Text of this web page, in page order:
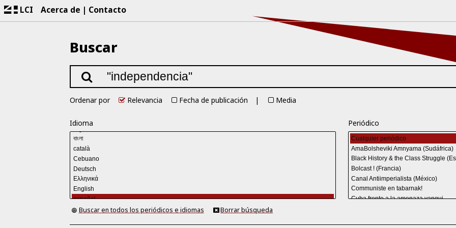
LCI Acerca de Contacto
Buscar
Ordenar por Relevancia Fecha de publicación Media
Idioma Periódico
Buscar en todos los periódicos e idiomas Borrar búsqueda